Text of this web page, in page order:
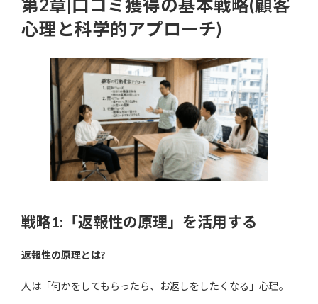
第2章|口コミ獲得の基本戦略(顧客
心理と科学的アプローチ)
戦略1:「返報性の原理」を活用する
返報性の原理とは?
人は「何かをしてもらったら、お返しをしたくなる」心理。